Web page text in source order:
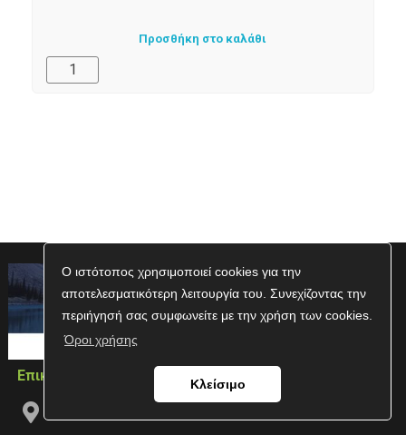
Ο ιστότοπος χρησιμοποιεί cookies για την
αποτελεσματικότερη λειτουργία του. Συνεχίζοντας την
περιήγησή σας συμφωνείτε με την χρήση των cookies.
Όροι χρήσης
Κλείσιμο
Προσθήκη στο καλάθι
Επικοινωνία